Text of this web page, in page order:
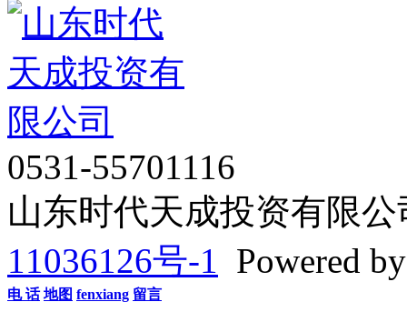
0531-55701116
山东时代天成投资有限
11036126号-1 Powered
电 话 地图 fenxiang 留言